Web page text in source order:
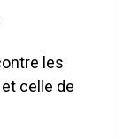
les
celle de